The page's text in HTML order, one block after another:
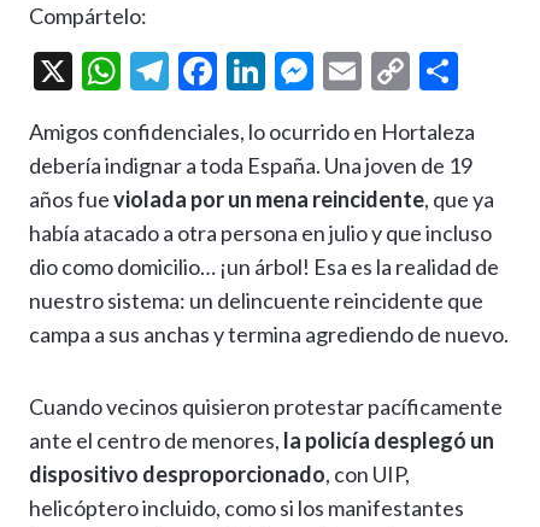
Compártelo:
X
W
at
s
A
p
p
T
e
gr
a
m
F
e
b
o
o
k
Li
ke
dI
n
M
se
n
g
er
E
ai
l
C
p
y
Li
n
k
m
p
ar
ti
r
Amigos confidenciales, lo ocurrido en Hortaleza
debería indignar a toda España. Una joven de 19
años fueviolada por un mena reincidente, que ya
había atacado a otra persona en julio y que incluso
dio como domicilio… ¡un árbol! Esa es la realidad de
nuestro sistema: un delincuente reincidente que
campa a sus anchas y termina agrediendo de nuevo.
Cuando vecinos quisieron protestar pacíficamente
ante el centro de menores, la policía desplegó un
dispositivo desproporcionado, con UIP,
helicóptero incluido, como si los manifestantes